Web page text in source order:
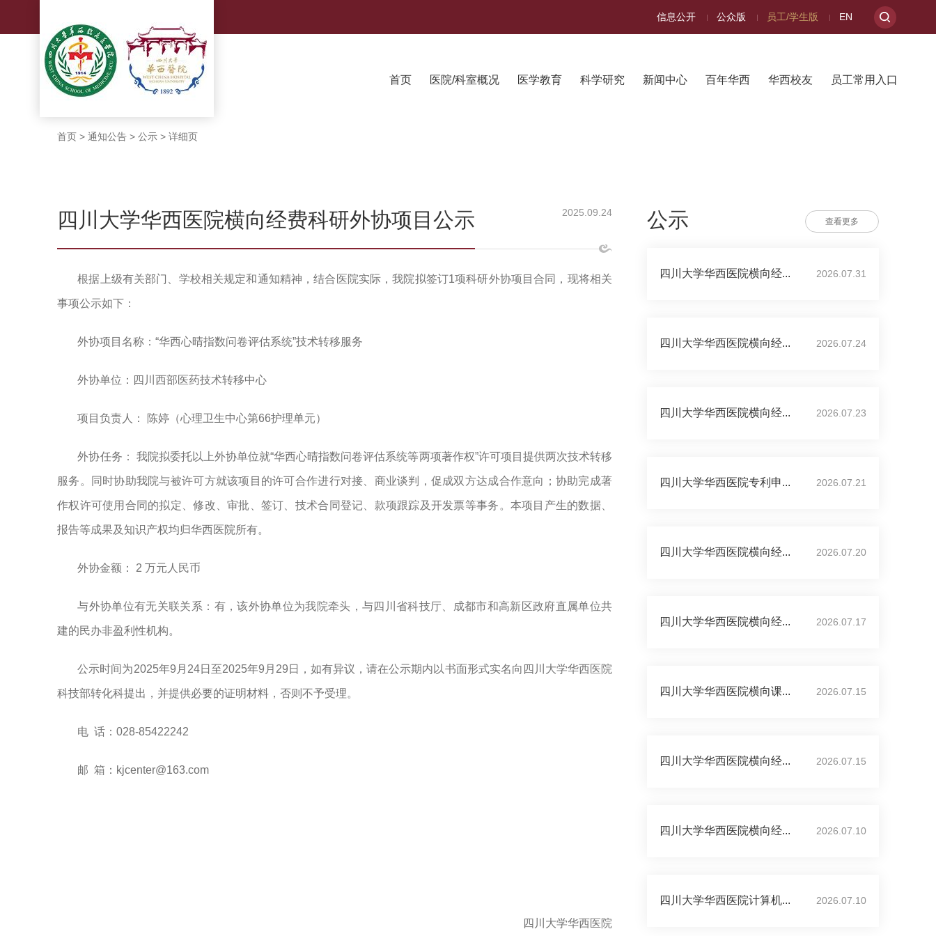
信息公开 公众版 员工/学生版 EN
首页 医院/科室概况 医学教育 科学研究 新闻中心 百年华西 华西校友 员工常用入口
首页 > 通知公告 > 公示 > 详细页
四川大学华西医院横向经费科研外协项目公示 2025.09.24
根据上级有关部门、学校相关规定和通知精神，结合医院实际，我院拟签订1项科研外协项目合同，现将相关
事项公示如下：
外协项目名称：“华西心晴指数问卷评估系统”技术转移服务
外协单位：四川西部医药技术转移中心
项目负责人： 陈婷（心理卫生中心第66护理单元）
外协任务： 我院拟委托以上外协单位就“华西心晴指数问卷评估系统等两项著作权”许可项目提供两次技术转移
服务。同时协助我院与被许可方就该项目的许可合作进行对接、商业谈判，促成双方达成合作意向；协助完成著
作权许可使用合同的拟定、修改、审批、签订、技术合同登记、款项跟踪及开发票等事务。本项目产生的数据、
报告等成果及知识产权均归华西医院所有。
外协金额： 2 万元人民币
与外协单位有无关联关系：有，该外协单位为我院牵头，与四川省科技厅、成都市和高新区政府直属单位共
建的民办非盈利性机构。
公示时间为2025年9 月 24日至2025年9 月 29 日 ，如有异议，请在公示期内以书面形式实名向四川大学华西医院
科技部转化科提出，并提供必要的证明材料，否则不予受理。
电 话：028-85422242
邮 箱： kjcenter@163.com
四川大学华西医院
公示 查看更多
四川大学华西医院横向经... 2026.07.31
四川大学华西医院横向经... 2026.07.24
四川大学华西医院横向经... 2026.07.23
四川大学华西医院专利申... 2026.07.21
四川大学华西医院横向经... 2026.07.20
四川大学华西医院横向经... 2026.07.17
四川大学华西医院横向课... 2026.07.15
四川大学华西医院横向经... 2026.07.15
四川大学华西医院横向经... 2026.07.10
四川大学华西医院计算机... 2026.07.10